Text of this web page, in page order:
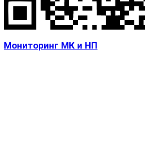
Мониторинг МК и НП